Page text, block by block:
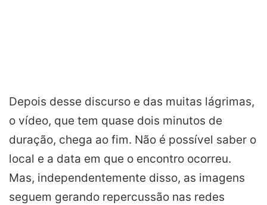
Depois desse discurso e das muitas lágrimas,
o vídeo, que tem quase dois minutos de
duração, chega ao fim. Não é possível saber o
local e a data em que o encontro ocorreu.
Mas, independentemente disso, as imagens
seguem gerando repercussão nas redes